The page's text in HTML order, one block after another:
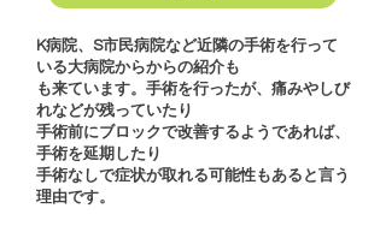
K病院、S市民病院など近隣の手術を行って
いる大病院からからの紹介も
も来ています。手術を行ったが、痛みやしび
れなどが残っていたり
手術前にブロックで改善するようであれば、
手術を延期したり
手術なしで症状が取れる可能性もあると言う
理由です。